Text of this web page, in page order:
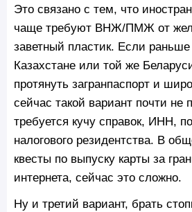
Это связано с тем, что
чаще требуют ВНЖ/ПМЖ от
заветный пластик. Если
Казахстане или той же
протянуть загранпаспорт и
сейчас такой вариант почти не
требуется кучу справок, ИНН,
налогового резидентства. В
квесты по выпуску карты за
интернета, сейчас это сложно.
Ну и третий вариант, брать